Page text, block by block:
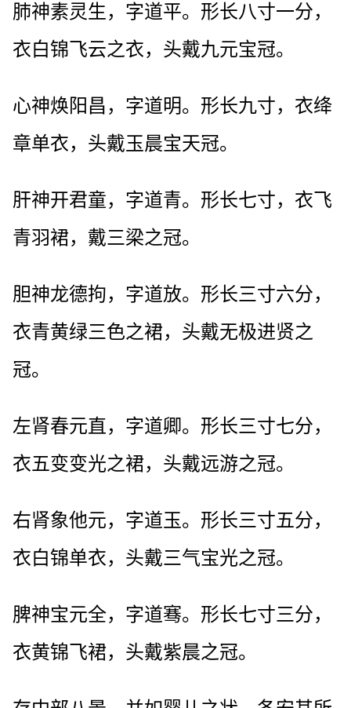
肺神素灵生，字道平。形长八寸一分，
衣白锦飞云之衣，头戴九元宝冠。
心神焕阳昌，字道明。形长九寸，衣绛
章单衣，头戴玉晨宝天冠。
肝神开君童，字道青。形长七寸，衣飞
青羽裙，戴三梁之冠。
胆神龙德拘，字道放。形长三寸六分，
衣青黄绿三色之裙，头戴无极进贤之
冠。
左肾春元直，字道卿。形长三寸七分，
衣五变变光之裙，头戴远游之冠。
右肾象他元，字道玉。形长三寸五分，
衣白锦单衣，头戴三气宝光之冠。
脾神宝元全，字道骞。形长七寸三分，
衣黄锦飞裙，头戴紫晨之冠。